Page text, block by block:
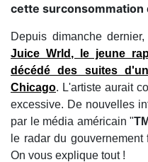
cette surconsommation
Depuis dimanche
Juice Wrld , le jeune
décédé des suites
Chicago. L'artiste aurait
excessive. De nouvelles
par le média américain "
le radar du
On vous explique tout !